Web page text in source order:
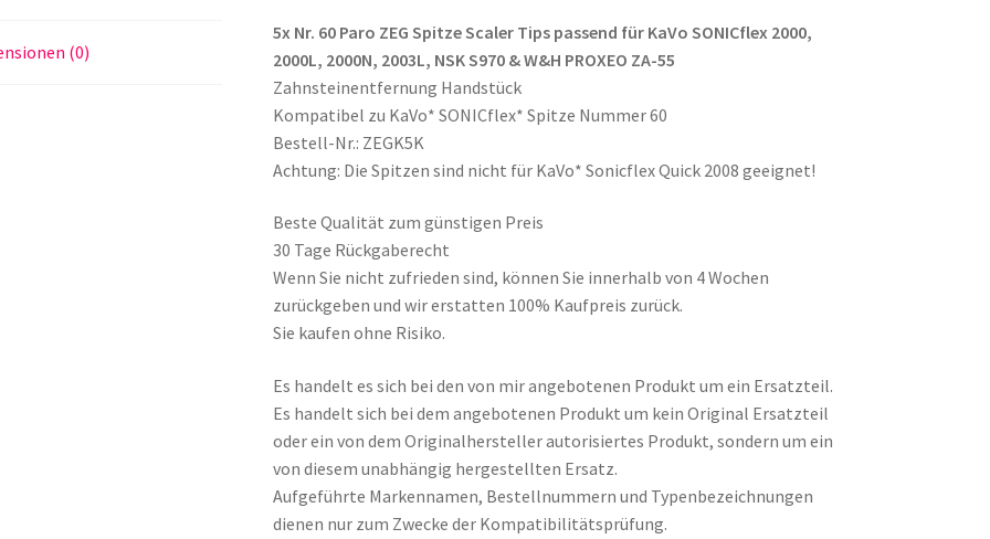
2000L,
2000N,
2003L,
NSK
S970
&
PROXEO
ZA-
55
Menge
(0)
5x Nr. 60 Paro ZEG Spitze Scaler Tips passend für KaVo SONICflex 2000,
2000L, 2000N, 2003L, NSK S970 & W&H PROXEO ZA-55
Zahnsteinentfernung Handstück
Kompatibel zu KaVo* SONICflex* Spitze Nummer 60
Bestell-Nr.: ZEGK5K
Achtung: Die Spitzen sind nicht für KaVo* Sonicflex Quick 2008 geeignet!
Beste Qualität zum günstigen Preis
30 Tage Rückgaberecht
Wenn Sie nicht zufrieden sind, können Sie innerhalb von 4 Wochen
zurückgeben und wir erstatten 100% Kaufpreis zurück.
Sie kaufen ohne Risiko.
Es handelt es sich bei den von mir angebotenen Produkt um ein Ersatzteil.
Es handelt sich bei dem angebotenen Produkt um kein Original Ersatzteil
oder ein von dem Originalhersteller autorisiertes Produkt, sondern um ein
von diesem unabhängig hergestellten Ersatz.
Aufgeführte Markennamen, Bestellnummern und Typenbezeichnungen
dienen nur zum Zwecke der Kompatibilitätsprüfung.